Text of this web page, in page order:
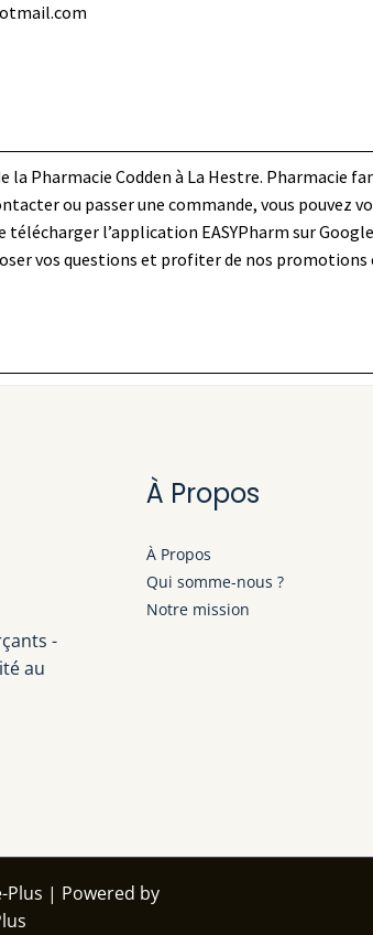
la Pharmacie Codden à La Hestre. Pharmacie
ou passer une commande, vous pouvez
l’application EASYPharm sur
vos questions et profiter de nos
-
au
À Propos
À Propos
Qui somme-nous ?
Notre mission
Plus | Powered by